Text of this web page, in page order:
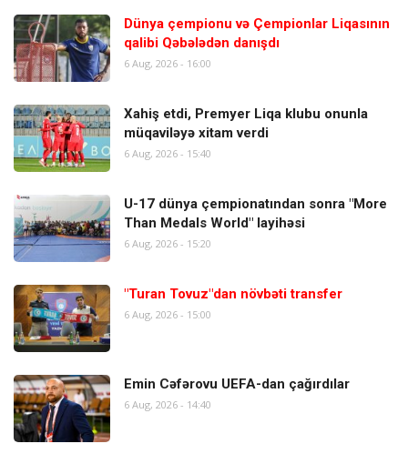
Dünya çempionu və Çempionlar Liqasının
qalibi Qəbələdən danışdı
6 Aug, 2026 - 16:00
Xahiş etdi, Premyer Liqa klubu onunla
müqaviləyə xitam verdi
6 Aug, 2026 - 15:40
U-17 dünya çempionatından sonra "More
Than Medals World" layihəsi
6 Aug, 2026 - 15:20
"Turan Tovuz"dan növbəti transfer
6 Aug, 2026 - 15:00
Emin Cəfərovu UEFA-dan çağırdılar
6 Aug, 2026 - 14:40